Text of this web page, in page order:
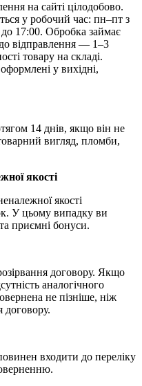
на сайті цілодобово.
у робочий час: пн–пт з
17:00. Обробка займає
відправлення — 1–3
товару на складі.
у вихідні,
14 днів, якщо він не
вигляд, пломби,
якості
якості
У цьому випадку ви
приємні бонуси.
договору. Якщо
аналогічного
не пізніше, ніж
договору.
входити до переліку